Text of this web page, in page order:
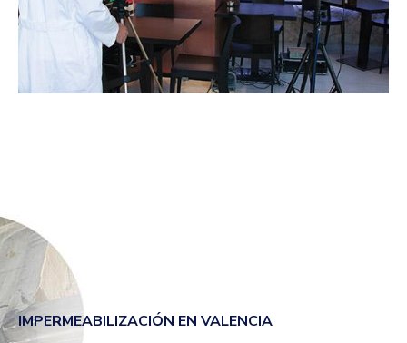
IMPERMEABILIZACIÓN EN VALENCIA